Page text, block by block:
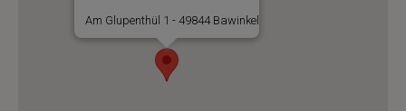
Am Glupenthül 1 - 49844 Bawinkel